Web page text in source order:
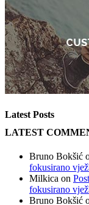
Latest Posts
LATEST
Bruno Bokšić
fokusirano
Milkica on
fokusirano
Bruno Bokšić